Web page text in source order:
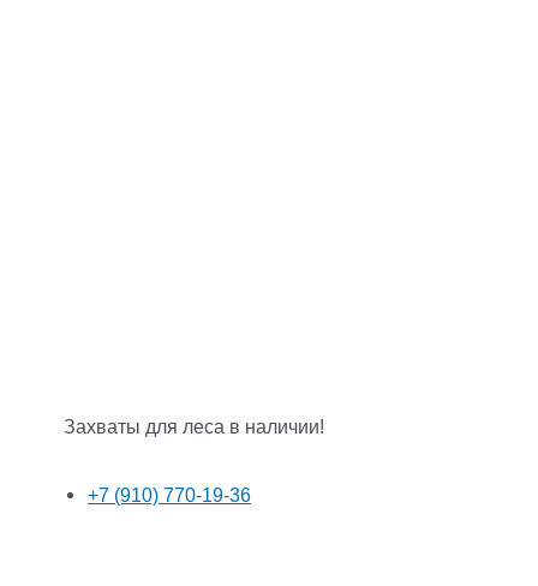
Захваты для леса в наличии!
+7 (910) 770-19-36